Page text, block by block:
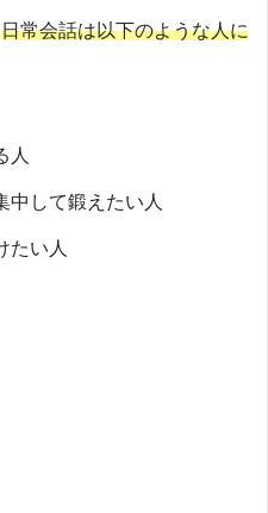
日常会話は以下のような人に
人
中して鍛えたい人
たい人